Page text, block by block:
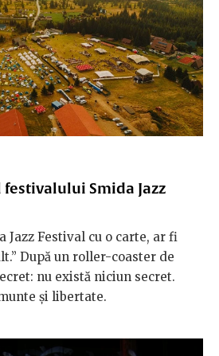
Smida Jazz
Jazz Festival cu o carte, ar fi
După un roller-coaster de
nu există niciun secret.
şi libertate.